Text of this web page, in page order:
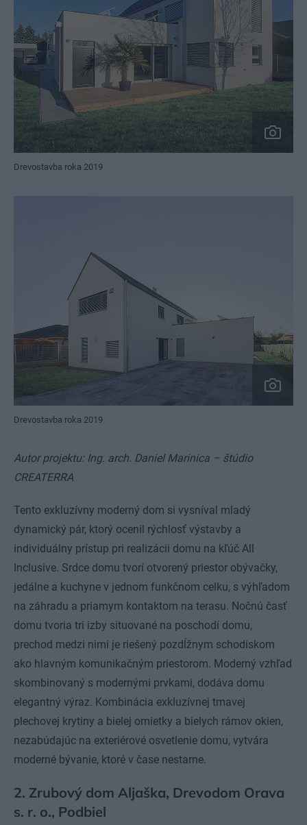
Drevostavba roka 2019
Drevostavba roka 2019
Autor projektu: Ing. arch. Daniel Marinica – štúdio
CREATERRA
Tento exkluzívny moderný dom si vysníval mladý
dynamický pár, ktorý ocenil rýchlosť výstavby a
individuálny prístup pri realizácii domu na kľúč All
Inclusive. Srdce domu tvorí otvorený priestor obývačky,
jedálne a kuchyne v jednom funkčnom celku, s výhľadom
na záhradu a priamym kontaktom na terasu. Nočnú časť
domu tvoria tri izby situované na poschodí domu,
prechod medzi nimi je riešený pozdĺžnym schodiskom
ako hlavným komunikačným priestorom. Moderný vzhľad
skombinovaný s modernými prvkami, dodáva domu
elegantný výraz. Kombinácia exkluzívnej tmavej
plechovej krytiny a bielej omietky a bielych rámov okien,
nezabúdajúc na exteriérové osvetlenie domu, vytvára
moderné bývanie, ktoré v čase nestarne.
2. Zrubový dom Aljaška, Drevodom Orava
s. r. o., Podbiel